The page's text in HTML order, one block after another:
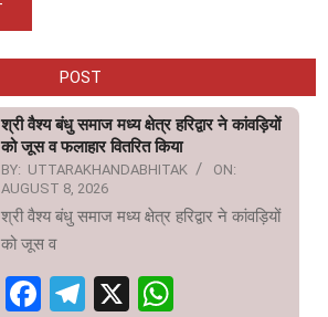
POST
श्री वैश्य बंधु समाज मध्य क्षेत्र हरिद्वार ने कांवड़ियों
को जूस व फलाहार वितरित किया
BY: UTTARAKHANDABHITAK
ON:
AUGUST 8, 2026
श्री वैश्य बंधु समाज मध्य क्षेत्र हरिद्वार ने कांवड़ियों
को जूस व
Facebook
Telegram
X